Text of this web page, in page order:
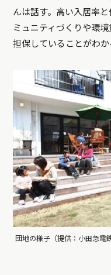
んは話す。高い入居率
ミュニティづくりや環
担保していることがわか
団地の様子（提供：小田急電